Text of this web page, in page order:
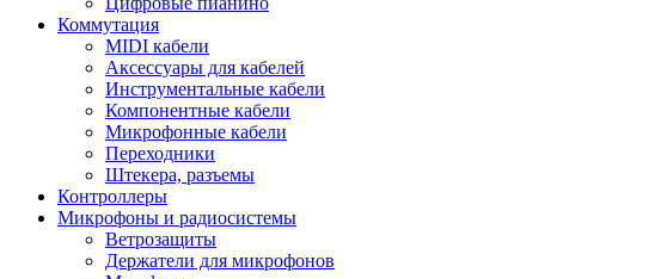
Коммутация
MIDI кабели
Аксессуары для кабелей
Инструментальные кабели
Компонентные кабели
Микрофонные кабели
Переходники
Штекера, разъемы
Контроллеры
Микрофоны и радиосистемы
Ветрозащиты
Держатели для микрофонов